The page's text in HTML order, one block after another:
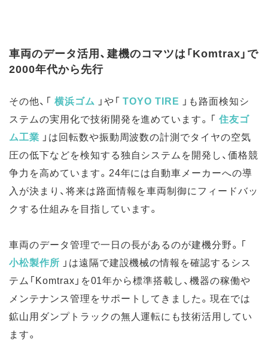
車両のデータ活用、建機のコマツは「Komtrax」で
2000年代から先行
その他、 「 横浜ゴム 」や「TOYO TIRE 」 も路面検知シ
ステムの実用化で技術開発を進めています。 「住友ゴ
ム工業 」 は回転数や振動周波数の計測でタイヤの空気
圧の低下などを検知する独自システムを開発し、価格競
争力を高めています。24年には自動車メーカーへの導
入が決まり、将来は路面情報を車両制御にフィードバッ
クする仕組みを目指しています。
車両のデータ管理で一日の長があるのが建機分野。 「
小松製作所 」 は遠隔で建設機械の情報を確認するシス
テム「Komtrax」を01年から標準搭載し、機器の稼働や
メンテナンス管理をサポートしてきました。現在では
鉱山用ダンプトラックの無人運転にも技術活用してい
ます。